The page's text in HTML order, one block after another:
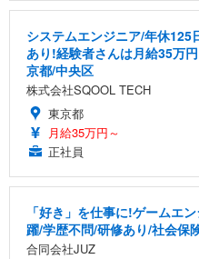
システムエンジニア/年休125
あり!経験者さんは月給35万
京都/中央区
株式会社SQOOL TECH
東京都
月給35万円～
正社員
「好き」を仕事に!ゲームエ
躍/学歴不問/研修あり/社会保
合同会社JUZ